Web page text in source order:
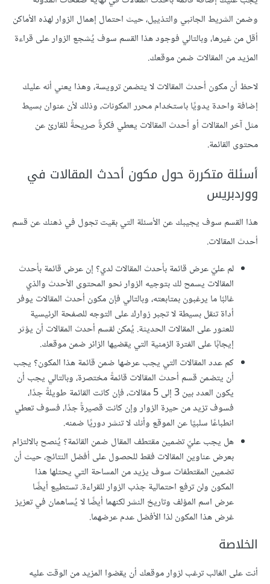
وضمن الشريط الجانبي والتذييل، حيث احتمال إهمال الزوار لهذه الأماكن
أقل من غيرها، وبالتالي فوجود هذا القسم سوف يُشجع الزوار على قراءة
المزيد من المقالات ضمن موقعك.
لاحظ أن مكون أحدث المقالات لا يتضمن ترويسة، وهذا يعني أنه عليك
إضافة واحدة يدويًا باستخدام محرر المكونات، وذلك لأن عنوان بسيط
مثل آخر المقالات أو أحدث المقالات يعطي فكرةً صريحةً للقارئ عن
محتوى القائمة.
أسئلة متكررة حول مكون أحدث المقالات في
ووردبريس
هذا القسم سوف يجيبك عن الأسئلة التي بقيت تجول في ذهنك عن قسم
أحدث المقالات.
لم عليّ عرض قائمة بأحدث المقالات لدي؟ إن عرض قائمة بأحدث
المقالات يسمح لك بتوجيه الزوار نحو المحتوى الأحدث والذي
غالبًا ما يرغبون بمتابعته، وبالتالي فإن مكون أحدث المقالات يوفر
أداة تنقل بسيطة لا تجبر زوارك على التوجه للصفحة الرئيسية
للعثور على المقالات الحديثة. يُمكن لقسم أحدث المقالات أن يؤثر
إيجابًا على الفترة الزمنية التي يقضيها الزائر ضمن موقعك.
كم عدد المقالات التي يجب عرضها ضمن قائمة هذا المكون؟ يجب
أن يتضمن قسم أحدث المقالات قائمةً مختصرة، وبالتالي يجب أن
يكون العدد بين 3 إلى 5 مقالات، فإن كانت القائمة طويلةً جدًا،
فسوف تزيد من حيرة الزوار وإن كانت قصيرةً جدًا، فسوف تعطي
انطباعًا سلبيًا عن الموقع وأنك لا تنشر دوريًا ضمنه.
هل يجب عليّ تضمين مقتطف المقال ضمن القائمة؟ يُنصح بالالتزام
بعرض عناوين المقالات فقط للحصول على أفضل النتائج، حيث أن
تضمين المقتطفات سوف يزيد من المساحة التي يحتلها هذا
المكون ولن ترفع احتمالية جذب الزوار للقراءة. تستطيع أيضًا
عرض اسم المؤلف وتاريخ النشر لكنهما أيضًا لا يُساهمان في تعزيز
غرض هذا المكون لذا الأفضل عدم عرضهما.
الخلاصة
أنت على الغالب ترغب لزوار موقعك أن يقضوا المزيد من الوقت عليه